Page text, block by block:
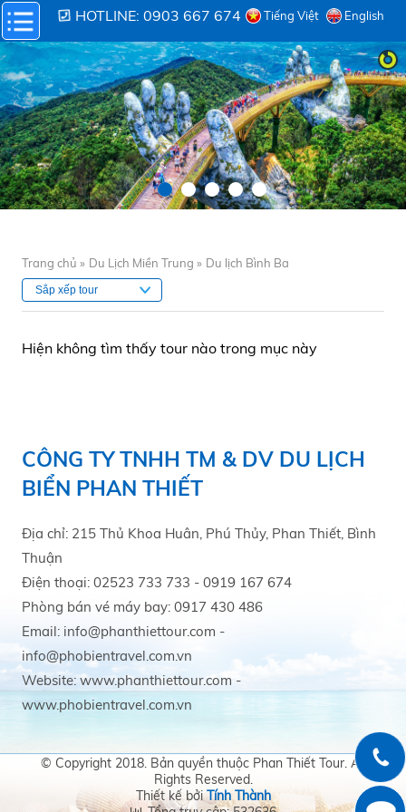
Tiếng Việt English
HOTLINE: 0903 667 674
Trang chủ » Du Lịch Miền Trung » Du lịch Bình Ba
Hiện không tìm thấy tour nào trong mục này
CÔNG TY TNHH TM & DV DU LỊCH
BIỂN PHAN THIẾT
Địa chỉ: 215 Thủ Khoa Huân, Phú Thủy, Phan Thiết, Bình
Thuận
Điện thoại: 02523 733 733 - 0919 167 674
Phòng bán vé máy bay: 0917 430 486
Email: info@phanthiettour.com -
info@phobientravel.com.vn
Website: www.phanthiettour.com -
www.phobientravel.com.vn
© Copyright 2018. Bản quyền thuộc Phan Thiết Tour. All
Rights Reserved.
Thiết kế bởiTính Thành